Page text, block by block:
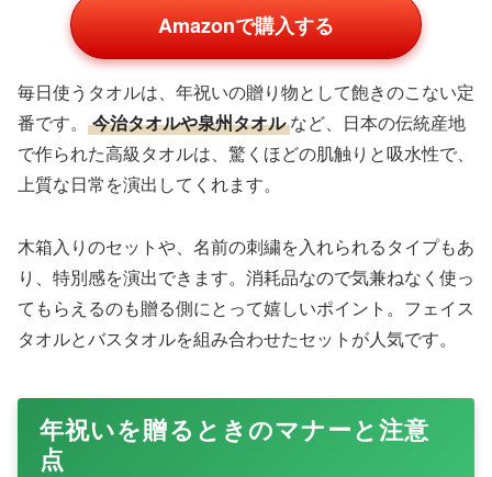
Amazonで購入する
毎日使うタオルは、年祝いの贈り物として飽きのこない定
番です。
今治タオルや泉州タオル など、日本の伝統産地
で作られた高級タオルは、驚くほどの肌触りと吸水性で、
上質な日常を演出してくれます。
木箱入りのセットや、名前の刺繍を入れられるタイプもあ
り、特別感を演出できます。消耗品なので気兼ねなく使っ
てもらえるのも贈る側にとって嬉しいポイント。フェイス
タオルとバスタオルを組み合わせたセットが人気です。
年祝いを贈るときのマナーと注意
点